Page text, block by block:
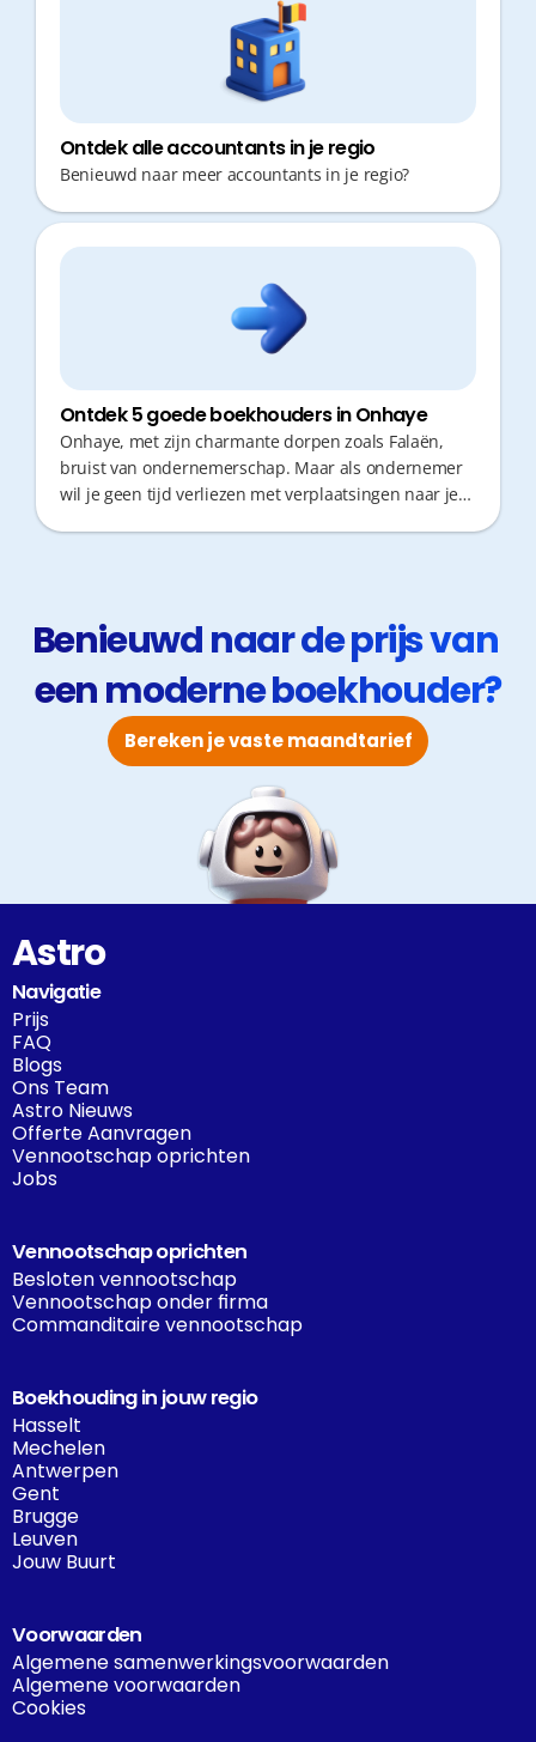
Hieronder vind je 5 kantoren in de regio Donceel.
Ontdek alle accountants in je regio
Benieuwd naar meer accountants in je regio?
Ontdek 5 goede boekhouders in Onhaye
Onhaye, met zijn charmante dorpen zoals Falaën,
bruist van ondernemerschap. Maar als ondernemer
wil je geen tijd verliezen met verplaatsingen naar je
Benieuwd naar de prijs van
een moderne boekhouder?
Bereken je vaste maandtarief
Astro
Navigatie
Prijs
FAQ
Blogs
Ons Team
Astro Nieuws
Offerte Aanvragen
Vennootschap oprichten
Jobs
Vennootschap oprichten
Besloten vennootschap
Vennootschap onder firma
Commanditaire vennootschap
Boekhouding in jouw regio
Hasselt
Mechelen
Antwerpen
Gent
Brugge
Leuven
Jouw Buurt
Voorwaarden
Algemene samenwerkingsvoorwaarden
Algemene voorwaarden
Cookies